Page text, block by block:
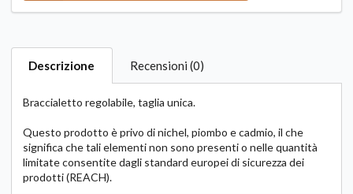
Descrizione Recensioni (0)
Braccialetto regolabile, taglia unica.
Questo prodotto è privo di nichel, piombo e cadmio, il che
significa che tali elementi non sono presenti o nelle quantità
limitate consentite dagli standard europei di sicurezza dei
prodotti (REACH).